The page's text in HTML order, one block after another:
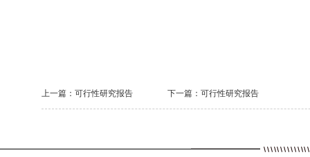
上一篇： 可行性研究报告 下一篇： 可行性研究报告